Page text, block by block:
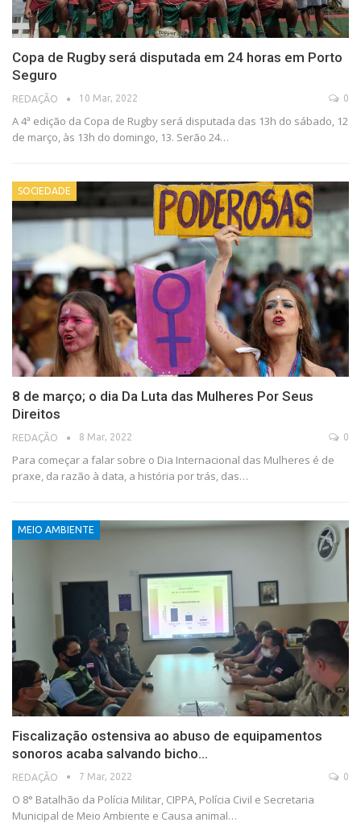
Copa de Rugby será disputada em 24 horas em Porto
Seguro
REDAÇÃO 10 Mar, 2022 0
A 4ª edição da Copa de Rugby será disputada das 13h do sábado, 12
de março, às 13h do domingo, 13. Serão 24…
SOCIEDADE
8 de março; o dia Da Luta das Mulheres Por Seus
Direitos
REDAÇÃO 8 Mar, 2022 0
Para começar a falar sobre o Dia Internacional das Mulheres é de
praxe, da razão à data, a história por trás, das…
MEIO AMBIENTE
Fiscalização ostensiva ao abuso de equipamentos
sonoros acaba salvando bicho…
REDAÇÃO 7 Mar, 2022 0
O 8° Batalhão da Polícia Militar, CIPPA, Polícia Civil e Secretaria
Municipal de Meio Ambiente e Causa animal…